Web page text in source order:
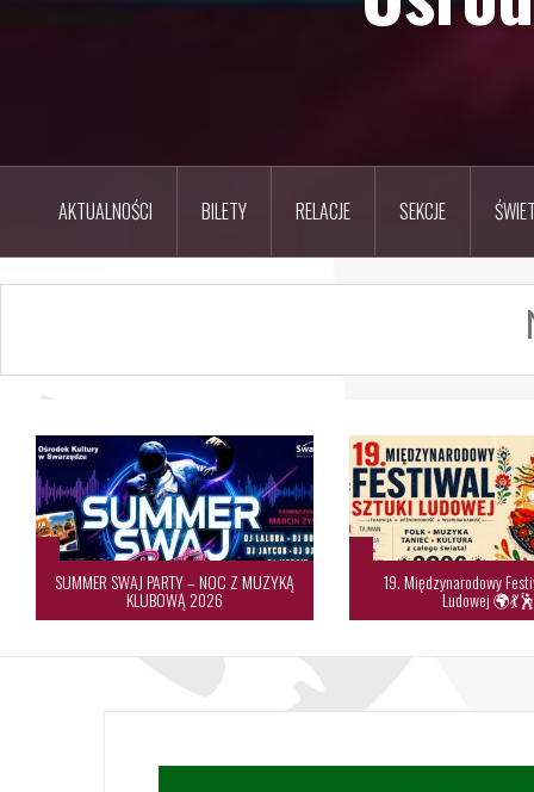
AKTUALNOŚCI BILETY RELACJE SEKCJE
SUMMER SWAJ PARTY – NOC Z MUZYKĄ
KLUBOWĄ 2026
19. Międzynarodowy
Ludowej 🌍💃🕺